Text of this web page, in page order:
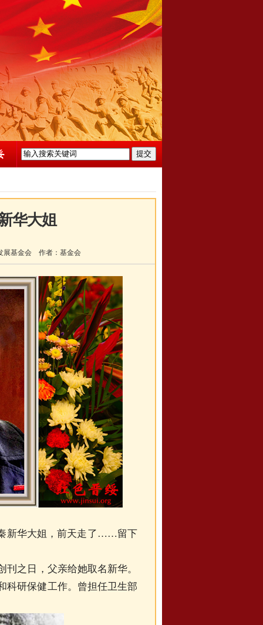
华大姐
展基金会 作者： 基金会
新华大姐，前天走了……留下
之日，父亲给她取名新华。
科研保健工作。曾担任卫生部